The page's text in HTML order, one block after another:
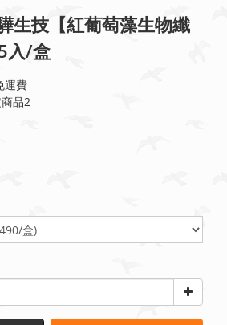
生技【紅葡萄藻生物纖
入/盒
運費
品2